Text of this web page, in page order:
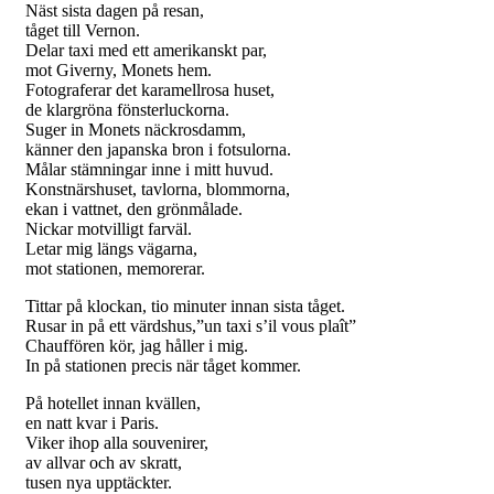
Näst sista dagen på resan,
tåget till Vernon.
Delar taxi med ett amerikanskt par,
mot Giverny, Monets hem.
Fotograferar det karamellrosa huset,
de klargröna fönsterluckorna.
Suger in Monets näckrosdamm,
känner den japanska bron i fotsulorna.
Målar stämningar inne i mitt huvud.
Konstnärshuset, tavlorna, blommorna,
ekan i vattnet, den grönmålade.
Nickar motvilligt farväl.
Letar mig längs vägarna,
mot stationen, memorerar.
Tittar på klockan, tio minuter innan sista tåget.
Rusar in på ett värdshus,”un taxi s’il vous plaît”
Chauffören kör, jag håller i mig.
In på stationen precis när tåget kommer.
På hotellet innan kvällen,
en natt kvar i Paris.
Viker ihop alla souvenirer,
av allvar och av skratt,
tusen nya upptäckter.